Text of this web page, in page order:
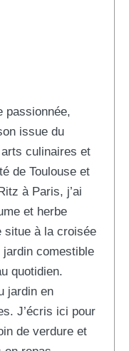
passionnée,
issue du
culinaires et
de Toulouse et
à Paris, j’ai
et herbe
situe à la croisée
comestible
quotidien.
jardin en
J’écris ici pour
de verdure et